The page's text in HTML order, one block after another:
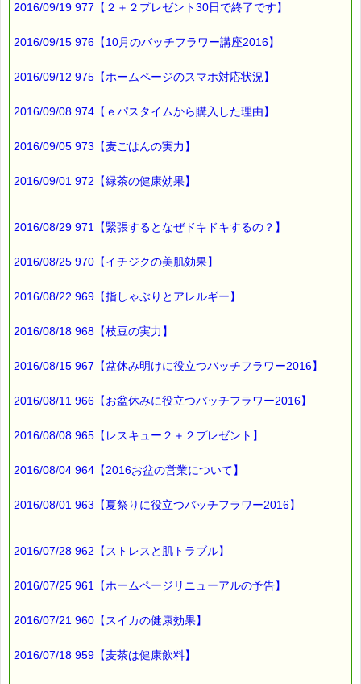
http://www.pass-thyme.com/special/event2015_lozenge.asp
■オススメの講座情報
仙台ＰＴＴ６日間コース
→https://www.facebook.com/pass.thyme.bach.flower
━━━━☆
先日
どんと祭に行ってきました。
正月飾りを焼く御神火にあたり
無病息災と家内安全を
祈願してきました (^^)
最後まで読んでいただきありがとうございます。
お客様からのご投稿もお待ちしております。
━━━━━━━━☆
ｅクーポン：****-******
───────────────────────────────
バッチフラワーレメディ・レスキュークリーム１本当毎に
割引き金額は、買い物カゴで内容確認する際に決定します。
※バッチフラワー関連商品・関連書籍、セット商品は対象外で
※単品でも「こころ・サポート」などの割引き商品は対象外で
2016/09/19 977【２＋２プレゼント30日で終了です】
2016/09/15 976【10月のバッチフラワー講座2016】
2016/09/12 975【ホームページのスマホ対応状況】
2016/09/08 974【ｅパスタイムから購入した理由】
2016/09/05 973【麦ごはんの実力】
2016/09/01 972【緑茶の健康効果】
2016/08/29 971【緊張するとなぜドキドキするの？】
2016/08/25 970【イチジクの美肌効果】
2016/08/22 969【指しゃぶりとアレルギー】
2016/08/18 968【枝豆の実力】
2016/08/15 967【盆休み明けに役立つバッチフラワー2016】
2016/08/11 966【お盆休みに役立つバッチフラワー2016】
2016/08/08 965【レスキュー２＋２プレゼント】
2016/08/04 964【2016お盆の営業について】
2016/08/01 963【夏祭りに役立つバッチフラワー2016】
2016/07/28 962【ストレスと肌トラブル】
2016/07/25 961【ホームページリニューアルの予告】
2016/07/21 960【スイカの健康効果】
2016/07/18 959【麦茶は健康飲料】